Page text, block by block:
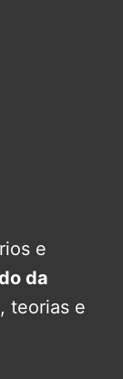
e
da
teorias e